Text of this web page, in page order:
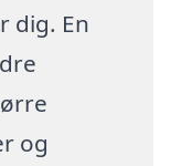
dig. En
og